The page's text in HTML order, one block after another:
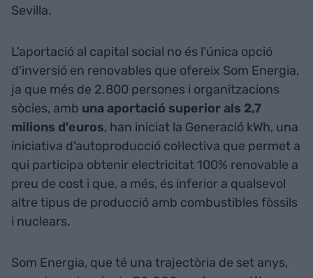
Sevilla.
L'aportació al capital social no és l'única opció
d'inversió en renovables que ofereix Som Energia,
ja que més de 2.800 persones i organitzacions
sòcies, amb una aportació superior als 2,7
milions d'euros, han iniciat la Generació kWh, una
iniciativa d'autoproducció col·lectiva que permet a
qui participa obtenir electricitat 100% renovable a
preu de cost i que, a més, és inferior a qualsevol
altre tipus de producció amb combustibles fòssils
i nuclears.
Som Energia, que té una trajectòria de set anys,